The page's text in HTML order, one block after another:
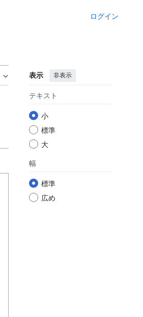
ログイン
表示 非表示
テキスト
小
標準
大
幅
標準
広め